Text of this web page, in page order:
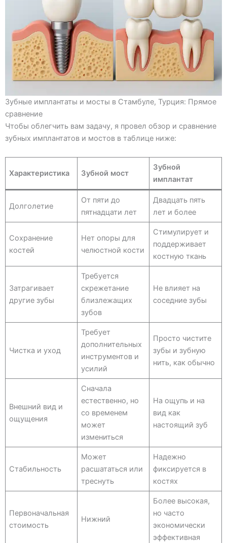
Зубные имплантаты и мосты в Стамбуле, Турция: Прямое
сравнение
Чтобы облегчить вам задачу, я провел обзор и сравнение
зубных имплантатов и мостов в таблице ниже:
Характеристика Зубной мост
Зубной
имплантат
Долголетие
От пяти до
пятнадцати лет
Двадцать пять
лет и более
Сохранение
костей
Нет опоры для
челюстной кости
Стимулирует и
поддерживает
костную ткань
Затрагивает
другие зубы
Требуется
скрежетание
близлежащих
зубов
Не влияет на
соседние зубы
Чистка и уход
Требует
дополнительных
инструментов и
усилий
Просто чистите
зубы и зубную
нить, как обычно
Внешний вид и
ощущения
Сначала
естественно, но
со временем
может
измениться
На ощупь и на
вид как
настоящий зуб
Стабильность
Может
расшататься или
треснуть
Надежно
фиксируется в
костях
Первоначальная
стоимость
Нижний
Более высокая,
но часто
экономически
эффективная